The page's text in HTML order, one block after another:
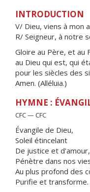
INTRODUCTION
V/ Dieu, viens à mon
R/ Seigneur, à notre
Gloire au Père, et au
au Dieu qui est, qui
pour les siècles des
Amen. (Alléluia.)
HYMNE :
CFC — CFC
Évangile de Dieu,
Soleil étincelant
De justice et d'amour,
Pénètre dans nos
Au plus profond des
Purifie et transforme.